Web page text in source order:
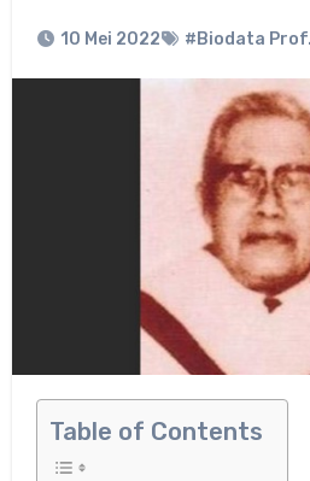
10 Mei 2022 #Biodata
Table of Contents